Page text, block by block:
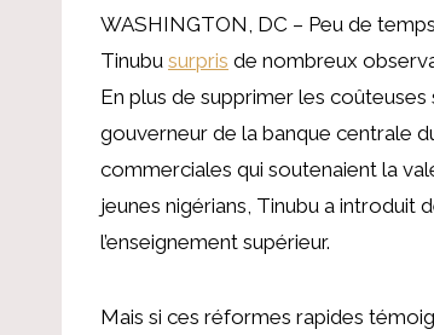
WASHINGTON, DC – Peu de
Tinubu surpris de nombreux
En plus de supprimer les
gouverneur de la banque centrale
commerciales qui soutenaient la
jeunes nigérians, Tinubu a introduit
l’enseignement supérieur.
Mais si ces réformes rapides